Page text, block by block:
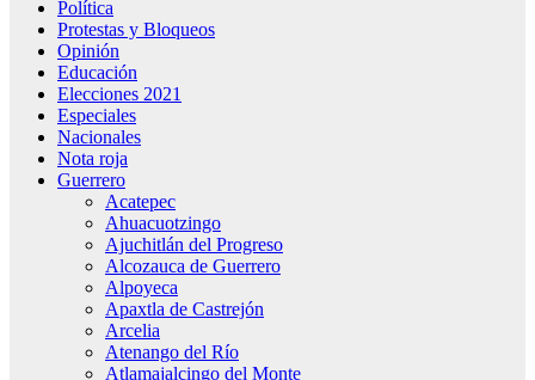
Política
Protestas y Bloqueos
Opinión
Educación
Elecciones 2021
Especiales
Nacionales
Nota roja
Guerrero
Acatepec
Ahuacuotzingo
Ajuchitlán del Progreso
Alcozauca de Guerrero
Alpoyeca
Apaxtla de Castrejón
Arcelia
Atenango del Río
Atlamajalcingo del Monte